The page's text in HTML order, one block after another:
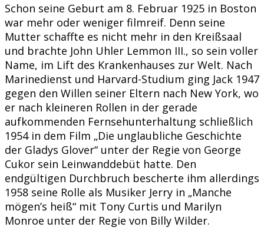
Schon seine Geburt am 8. Februar 1925 in Boston
war mehr oder weniger filmreif. Denn seine
Mutter schaffte es nicht mehr in den Kreißsaal
und brachte John Uhler Lemmon III., so sein voller
Name, im Lift des Krankenhauses zur Welt. Nach
Marinedienst und Harvard-Studium ging Jack 1947
gegen den Willen seiner Eltern nach New York, wo
er nach kleineren Rollen in der gerade
aufkommenden Fernsehunterhaltung schließlich
1954 in dem Film „Die unglaubliche Geschichte
der Gladys Glover“ unter der Regie von George
Cukor sein Leinwanddebüt hatte. Den
endgültigen Durchbruch bescherte ihm allerdings
1958 seine Rolle als Musiker Jerry in „Manche
mögen’s heiß“ mit Tony Curtis und Marilyn
Monroe unter der Regie von Billy Wilder.